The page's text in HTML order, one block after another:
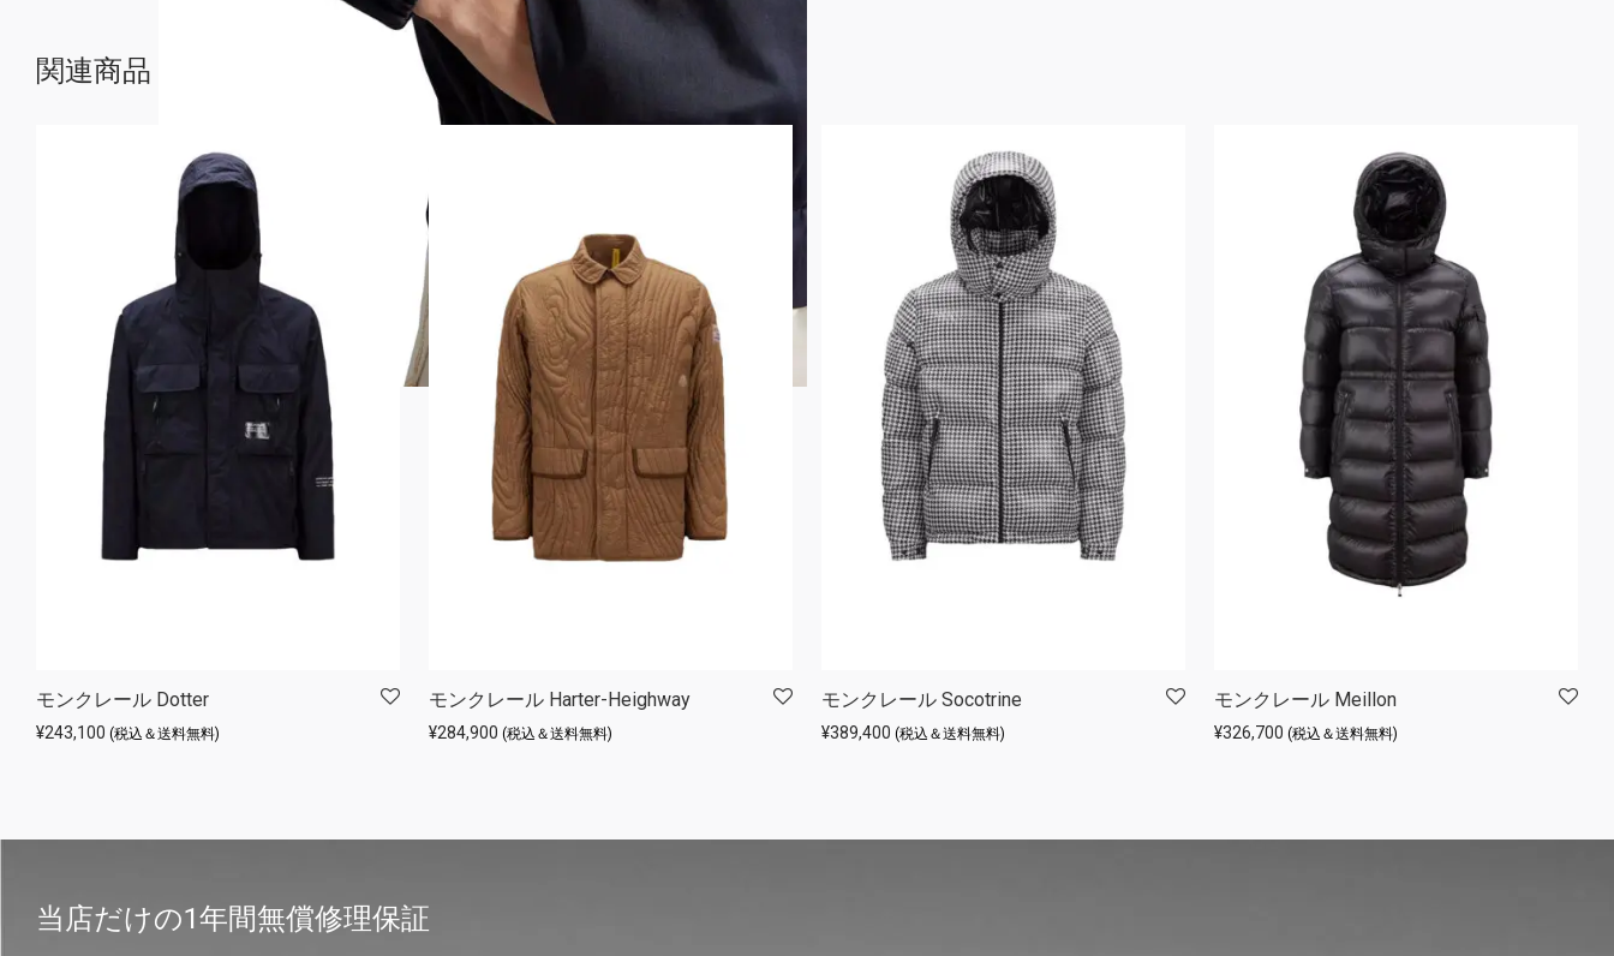
関連商品
モンクレール Dotter
¥243,100 (税込＆送料無料)
モンクレール Harter-Heighway
¥284,900 (税込＆送料無料)
モンクレール Socotrine
¥389,400 (税込＆送料無料)
モンクレール Meillon
¥326,700 (税込＆送料無料)
当店だけの1年間無償修理保証